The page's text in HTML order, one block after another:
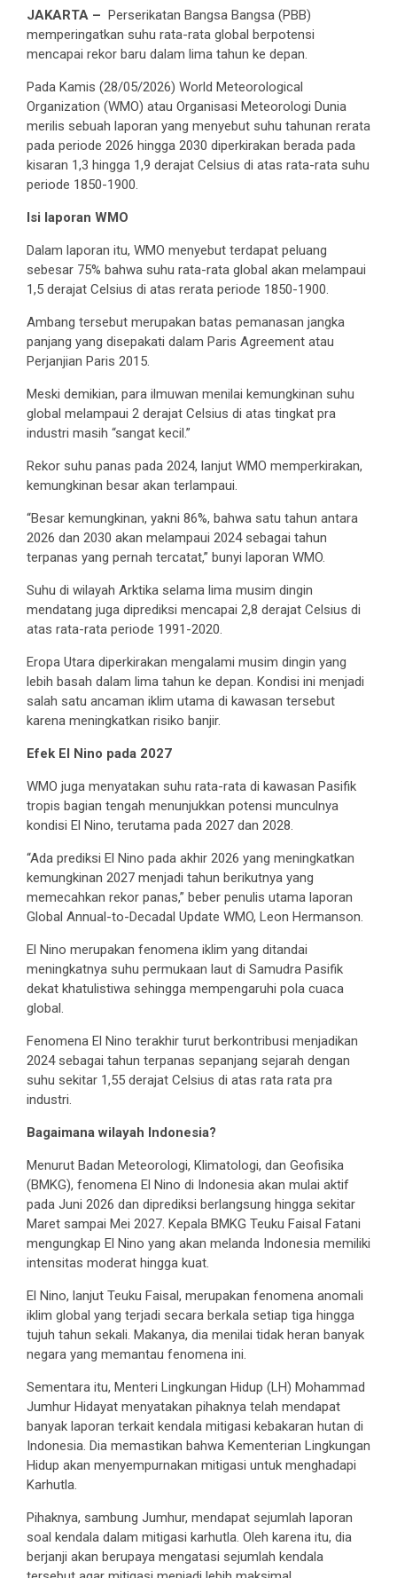
JAKARTA – Perserikatan Bangsa Bangsa (PBB)
memperingatkan suhu rata-rata global berpotensi
mencapai rekor baru dalam lima tahun ke depan.
Pada Kamis (28/05/2026) World Meteorological
Organization (WMO) atau Organisasi Meteorologi Dunia
merilis sebuah laporan yang menyebut suhu tahunan rerata
pada periode 2026 hingga 2030 diperkirakan berada pada
kisaran 1,3 hingga 1,9 derajat Celsius di atas rata-rata suhu
periode 1850-1900.
Isi laporan WMO
Dalam laporan itu, WMO menyebut terdapat peluang
sebesar 75% bahwa suhu rata-rata global akan melampaui
1,5 derajat Celsius di atas rerata periode 1850-1900.
Ambang tersebut merupakan batas pemanasan jangka
panjang yang disepakati dalam Paris Agreement atau
Perjanjian Paris 2015.
Meski demikian, para ilmuwan menilai kemungkinan suhu
global melampaui 2 derajat Celsius di atas tingkat pra
industri masih “sangat kecil.”
Rekor suhu panas pada 2024, lanjut WMO memperkirakan,
kemungkinan besar akan terlampaui.
“Besar kemungkinan, yakni 86%, bahwa satu tahun antara
2026 dan 2030 akan melampaui 2024 sebagai tahun
terpanas yang pernah tercatat,” bunyi laporan WMO.
Suhu di wilayah Arktika selama lima musim dingin
mendatang juga diprediksi mencapai 2,8 derajat Celsius di
atas rata-rata periode 1991-2020.
Eropa Utara diperkirakan mengalami musim dingin yang
lebih basah dalam lima tahun ke depan. Kondisi ini menjadi
salah satu ancaman iklim utama di kawasan tersebut
karena meningkatkan risiko banjir.
Efek El Nino pada 2027
WMO juga menyatakan suhu rata-rata di kawasan Pasifik
tropis bagian tengah menunjukkan potensi munculnya
kondisi El Nino, terutama pada 2027 dan 2028.
“Ada prediksi El Nino pada akhir 2026 yang meningkatkan
kemungkinan 2027 menjadi tahun berikutnya yang
memecahkan rekor panas,” beber penulis utama laporan
Global Annual-to-Decadal Update WMO, Leon Hermanson.
El Nino merupakan fenomena iklim yang ditandai
meningkatnya suhu permukaan laut di Samudra Pasifik
dekat khatulistiwa sehingga mempengaruhi pola cuaca
global.
Fenomena El Nino terakhir turut berkontribusi menjadikan
2024 sebagai tahun terpanas sepanjang sejarah dengan
suhu sekitar 1,55 derajat Celsius di atas rata rata pra
industri.
Bagaimana wilayah Indonesia?
Menurut Badan Meteorologi, Klimatologi, dan Geofisika
(BMKG), fenomena El Nino di Indonesia akan mulai aktif
pada Juni 2026 dan diprediksi berlangsung hingga sekitar
Maret sampai Mei 2027. Kepala BMKG Teuku Faisal Fatani
mengungkap El Nino yang akan melanda Indonesia memiliki
intensitas moderat hingga kuat.
El Nino, lanjut Teuku Faisal, merupakan fenomena anomali
iklim global yang terjadi secara berkala setiap tiga hingga
tujuh tahun sekali. Makanya, dia menilai tidak heran banyak
negara yang memantau fenomena ini.
Sementara itu, Menteri Lingkungan Hidup (LH) Mohammad
Jumhur Hidayat menyatakan pihaknya telah mendapat
banyak laporan terkait kendala mitigasi kebakaran hutan di
Indonesia. Dia memastikan bahwa Kementerian Lingkungan
Hidup akan menyempurnakan mitigasi untuk menghadapi
Karhutla.
Pihaknya, sambung Jumhur, mendapat sejumlah laporan
soal kendala dalam mitigasi karhutla. Oleh karena itu, dia
berjanji akan berupaya mengatasi sejumlah kendala